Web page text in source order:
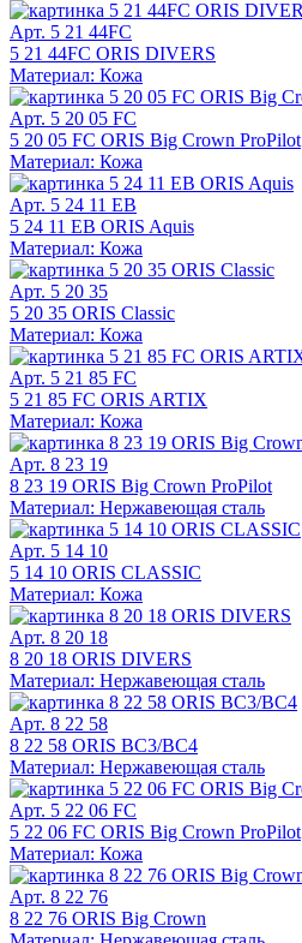
Арт. 5 21 44FC
5 21 44FC ORIS DIVERS
Материал: Кожа
Арт. 5 20 05 FC
5 20 05 FC ORIS Big Crown ProPilot
Материал: Кожа
Арт. 5 24 11 EB
5 24 11 EB ORIS Aquis
Материал: Кожа
Арт. 5 20 35
5 20 35 ORIS Classic
Материал: Кожа
Арт. 5 21 85 FC
5 21 85 FC ORIS ARTIX
Материал: Кожа
Арт. 8 23 19
8 23 19 ORIS Big Crown ProPilot
Материал: Нержавеющая сталь
Арт. 5 14 10
5 14 10 ORIS CLASSIC
Материал: Кожа
Арт. 8 20 18
8 20 18 ORIS DIVERS
Материал: Нержавеющая сталь
Арт. 8 22 58
8 22 58 ORIS BC3/BC4
Материал: Нержавеющая сталь
Арт. 5 22 06 FC
5 22 06 FC ORIS Big Crown ProPilot
Материал: Кожа
Арт. 8 22 76
8 22 76 ORIS Big Crown